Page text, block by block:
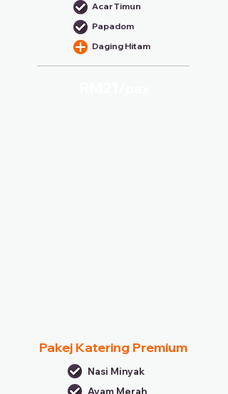
Acar Timun
Papadom
Daging Hitam
Pakej Katering Premium
Nasi Minyak
Ayam Merah